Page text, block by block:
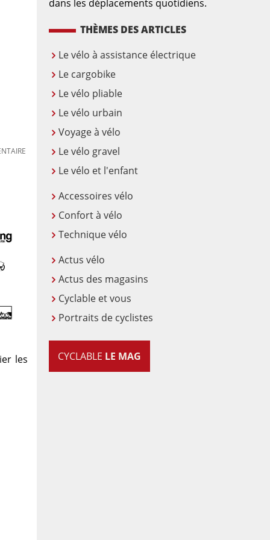
les
dans les déplacements quotidiens.
THÈMES DES ARTICLES
Le vélo à assistance électrique
Le cargobike
Le vélo pliable
Le vélo urbain
Voyage à vélo
Le vélo gravel
Le vélo et l'enfant
Accessoires vélo
Confort à vélo
Technique vélo
Actus vélo
Actus des magasins
Cyclable et vous
Portraits de cyclistes
CYCLABLE LE MAG